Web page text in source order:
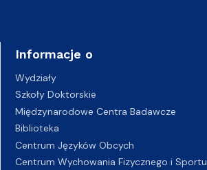
Informacje o
Wydziały
Szkoły Doktorskie
Międzynarodowe Centra Badawcze
Biblioteka
Centrum Języków Obcych
Centrum Wychowania Fizycznego i Sportu